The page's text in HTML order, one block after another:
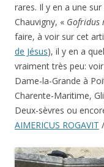
rares. Il y en a une
Chauvigny, « Gofridus
faire, à voir sur cet
de Jésus), il y en a
vraiment très peu:
Dame-la-Grande à
Charente-Maritime,
Deux-sèvres ou
AIMERICUS ROGAVIT